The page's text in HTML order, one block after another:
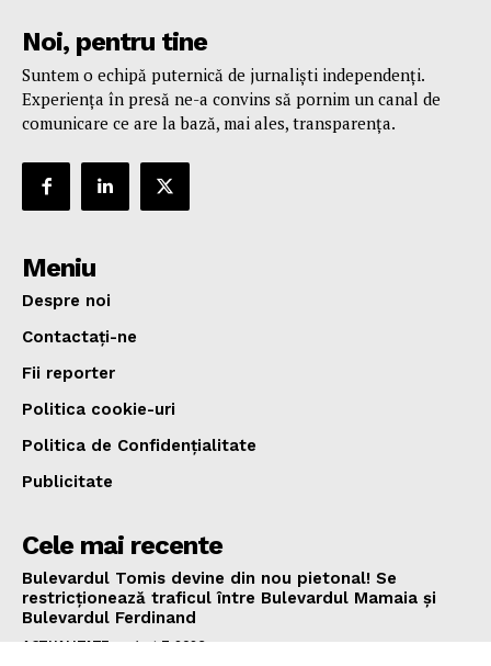
Noi, pentru tine
Suntem o echipă puternică de jurnaliști independenți.
Experiența în presă ne-a convins să pornim un canal de
comunicare ce are la bază, mai ales, transparența.
Meniu
Despre noi
Contactați-ne
Fii reporter
Politica cookie-uri
Politica de Confidențialitate
Publicitate
Cele mai recente
Bulevardul Tomis devine din nou pietonal! Se
restricționează traficul între Bulevardul Mamaia și
Bulevardul Ferdinand
ACTUALITATE august 7, 2026